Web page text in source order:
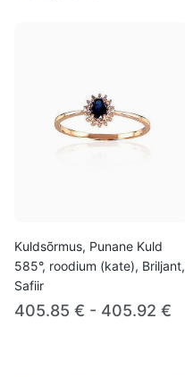
Kuldsõrmus, Punane Kuld
585°, roodium (kate), Briljant,
Safiir
405.85 € - 405.92 €